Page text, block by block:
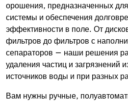
орошения, предназначенных
системы и обеспечения
эффективности в поле. От
фильтров до фильтров с
сепараторов — наши решения
удаления частиц и загрязнений
источников воды и при разных
Вам нужны ручные,